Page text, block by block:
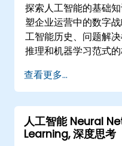
探索人工智能的基础
塑企业运营中的数字
工智能历史、问题解
推理和机器学习范式
智能驱动的转型机会
实用的智能解决方案
查看更多...
人工智能 Neural
Learning, 深度思考